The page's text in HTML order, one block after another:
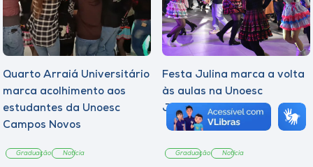
Quarto Arraiá Universitário
marca acolhimento aos
estudantes da Unoesc
Campos Novos
Graduação Notícia
Festa Julina marca a volta
às aulas na Unoesc
Joaçaba
Graduação Notícia